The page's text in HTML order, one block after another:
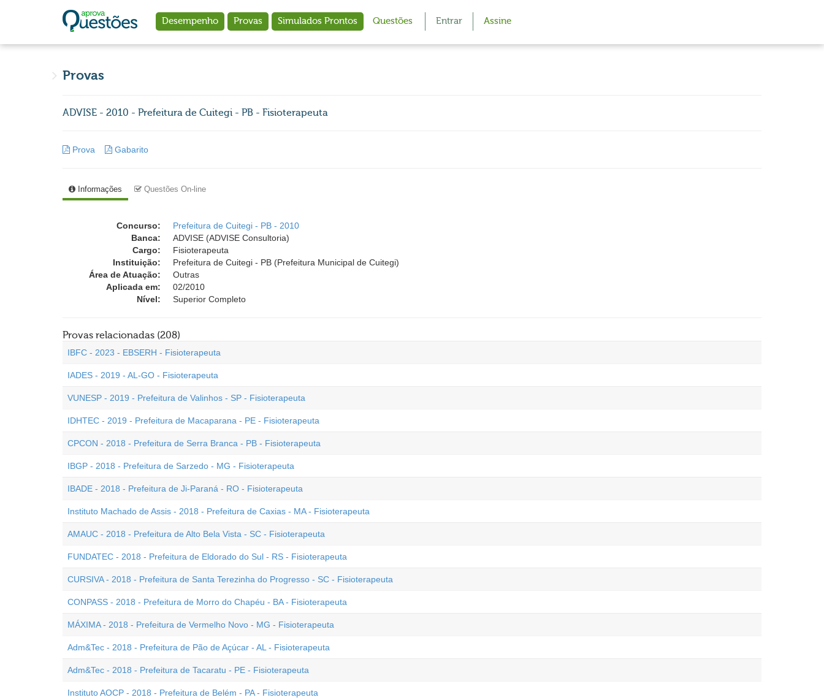
Desempenho Provas Simulados Prontos Questões Entrar Assine
Provas
ADVISE - 2010 - Prefeitura de Cuitegi - PB - Fisioterapeuta
Prova Gabarito
Informações Questões On-line
Concurso:
Prefeitura de Cuitegi - PB - 2010
Banca:
ADVISE (ADVISE Consultoria)
Cargo:
Fisioterapeuta
Instituição:
Prefeitura de Cuitegi - PB (Prefeitura Municipal de Cuitegi)
Área de Atuação:
Outras
Aplicada em:
02/2010
Nível:
Superior Completo
Provas relacionadas (208)
IBFC - 2023 - EBSERH - Fisioterapeuta
IADES - 2019 - AL-GO - Fisioterapeuta
VUNESP - 2019 - Prefeitura de Valinhos - SP - Fisioterapeuta
IDHTEC - 2019 - Prefeitura de Macaparana - PE - Fisioterapeuta
CPCON - 2018 - Prefeitura de Serra Branca - PB - Fisioterapeuta
IBGP - 2018 - Prefeitura de Sarzedo - MG - Fisioterapeuta
IBADE - 2018 - Prefeitura de Ji-Paraná - RO - Fisioterapeuta
Instituto Machado de Assis - 2018 - Prefeitura de Caxias - MA - Fisioterapeuta
AMAUC - 2018 - Prefeitura de Alto Bela Vista - SC - Fisioterapeuta
FUNDATEC - 2018 - Prefeitura de Eldorado do Sul - RS - Fisioterapeuta
CURSIVA - 2018 - Prefeitura de Santa Terezinha do Progresso - SC - Fisioterapeuta
CONPASS - 2018 - Prefeitura de Morro do Chapéu - BA - Fisioterapeuta
MÁXIMA - 2018 - Prefeitura de Vermelho Novo - MG - Fisioterapeuta
Adm&Tec - 2018 - Prefeitura de Pão de Açúcar - AL - Fisioterapeuta
Adm&Tec - 2018 - Prefeitura de Tacaratu - PE - Fisioterapeuta
Instituto AOCP - 2018 - Prefeitura de Belém - PA - Fisioterapeuta